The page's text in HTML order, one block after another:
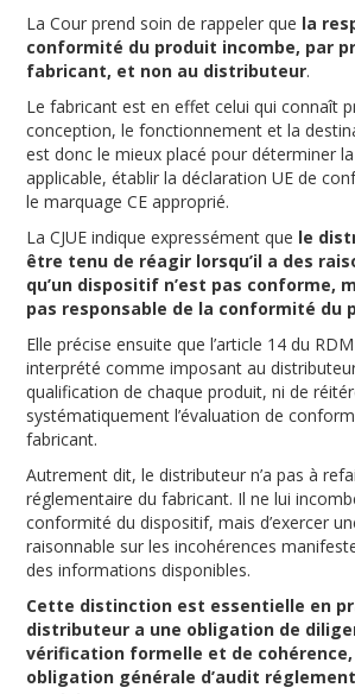
La Cour prend soin de rappeler que la
conformité du produit incombe, par
fabricant, et non au distributeur.
Le fabricant est en effet celui qui connaît
conception, le fonctionnement et la
est donc le mieux placé pour déterminer
applicable, établir la déclaration UE de
le marquage CE approprié.
La CJUE indique expressément que le
être tenu de réagir lorsqu’il a des
qu’un dispositif n’est pas conforme,
pas responsable de la conformité du
Elle précise ensuite que l’article 14 du
interprété comme imposant au
qualification de chaque produit, ni de
systématiquement l’évaluation de
fabricant.
Autrement dit, le distributeur n’a pas à
réglementaire du fabricant. Il ne lui
conformité du dispositif, mais d’exercer
raisonnable sur les incohérences
des informations disponibles.
Cette distinction est essentielle en
distributeur a une obligation de
vérification formelle et de cohérence,
obligation générale d’audit